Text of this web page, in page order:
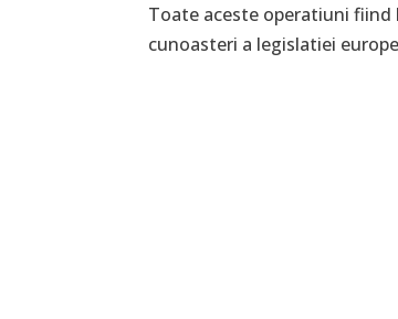
Toate aceste operatiuni fiind
cunoasteri a legislatiei